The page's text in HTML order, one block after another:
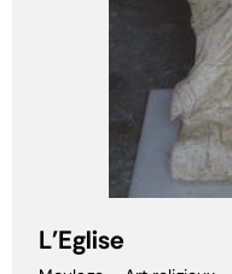
L'Eglise